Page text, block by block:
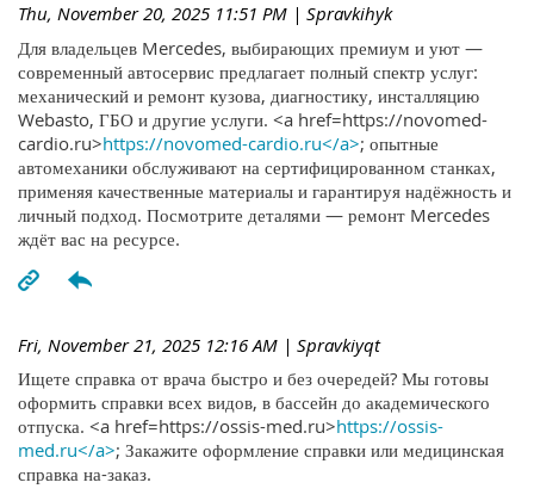
Thu, November 20, 2025 11:51 PM | Spravkihyk
Для владельцев Mercedes, выбирающих премиум и уют —
современный автосервис предлагает полный спектр услуг:
механический и ремонт кузова, диагностику, инсталляцию
Webasto, ГБО и другие услуги. <a href=https://novomed-
cardio.ru>https://novomed-cardio.ru</a>; опытные
автомеханики обслуживают на сертифицированном станках,
применяя качественные материалы и гарантируя надёжность и
личный подход. Посмотрите деталями — ремонт Mercedes
ждёт вас на ресурсе.
Fri, November 21, 2025 12:16 AM | Spravkiyqt
Ищете справка от врача быстро и без очередей? Мы готовы
оформить справки всех видов, в бассейн до академического
отпуска. <a href=https://ossis-med.ru>https://ossis-
med.ru</a>; Закажите оформление справки или медицинская
справка на-заказ.